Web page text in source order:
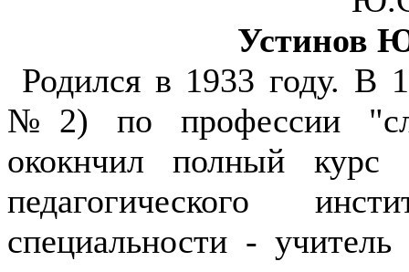
Устинов
Родился в 1933 году. В
№2) по профессии
ококнчил полный курс
педагогического
специальности -